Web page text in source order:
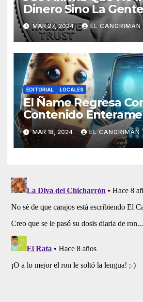
Dinero Sino La
Pregunta: «¿De
Tendrán Una
MAR 27, 2024 EL CANGRIMÁN
EDITORIAL LOCALES
El Ñame Regresa
Contenido
Generado Por
Artificial
MAR 18, 2024 EL CANGRIMÁN